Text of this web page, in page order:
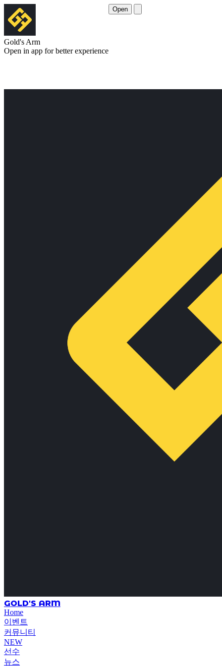
Gold's Arm
Open in app for better experience
Open
GOLD'S ARM
Home
이벤트
커뮤니티
NEW
선수
뉴스